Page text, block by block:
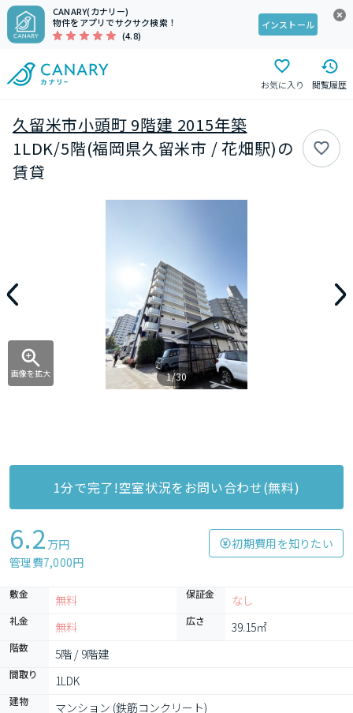
CANARY(カナリー)
物件をアプリでサクサク検索！
(4.8)
インストール
お気に入り 閲覧履歴
久留米市小頭町 9階建 2015年築
1LDK/5階(福岡県久留米市 / 花畑駅)の
賃貸
画像を拡大 1/30
1分で完了!空室状況をお問い合わせ(無料)
6.2 万円
管理費7,000円
初期費用を知りたい
敷金 無料 保証金 なし
礼金 無料 広さ 39.15㎡
階数 5階 / 9階建
間取り 1LDK
建物 マンション (鉄筋コンクリート)